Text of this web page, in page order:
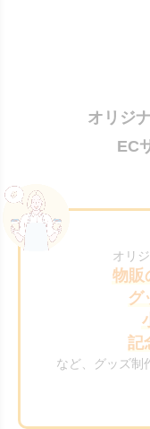
オリジ
EC
オリ
物販
グ
記
など、グッズ制